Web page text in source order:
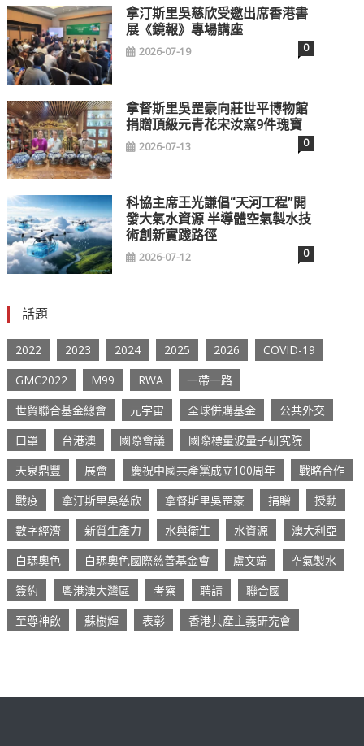
拿汀斯里吳慈欣受邀出席香港書
展《鏡報》專場講座
2026-07-19 0
拿督斯里吳罡豪向莊世平博物館
捐贈頂級元青花宋汝窯9件瑰寶
2026-07-13 0
科協主席王光謙倡“天河工程”開
發大氣水資源 半導體空氣製水技
術創新實踐路徑
2026-07-12 0
話題
2022 2023 2024 2025 2026
COVID-19
GMC2022
M99 RWA
一帶一路
世貿聯合基金總會
元宇宙 全球併購基金
公共外交
口罩
台港澳 國際會議
國際標量波量子研究院
天泉鼎豐
展會 慶祝中國共產黨成立100周年
戰略合作
戰疫
拿汀斯里吳慈欣 拿督斯里吳罡豪 捐贈
授勳
數字經濟
新質生產力 水與衛生 水資源
澳大利亞
白瑪奧色
白瑪奧色國際慈善基金會 盧文端
空氣製水
簽約
粵港澳大灣區 考察 聘請
聯合國
至尊神飲
蘇樹輝 表彰 香港共產主義研究會